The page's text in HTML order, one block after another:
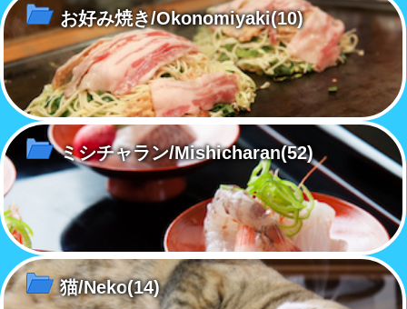
お好み焼き/Okonomiyaki(10)
ミシチャラン/Mishicharan(52)
猫/Neko(14)